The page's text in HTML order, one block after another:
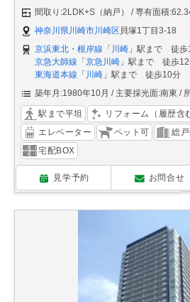
間取り:2LDK+S（納戸）
専有面積
神奈川県川崎市川崎区貝塚1丁目3-18
京浜東北・根岸線 「 川崎 」駅まで 徒歩
京急大師線 「京急川崎 」駅まで 徒歩
東海道本線 「 川崎 」駅まで 徒歩10分
築年月:1980年10月
主要採光面:南東
駅まで平坦 リフォーム（履歴含
エレベーター
ペット可
総
宅配BOX
見学予約 お問合せ